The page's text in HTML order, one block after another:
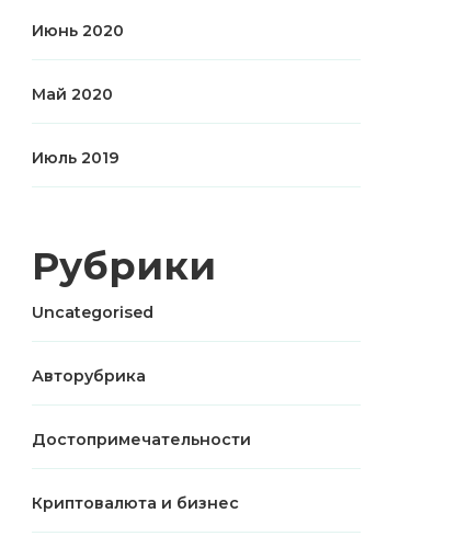
Июнь 2020
Май 2020
Июль 2019
Рубрики
Uncategorised
Авторубрика
Достопримечательности
Криптовалюта и бизнес